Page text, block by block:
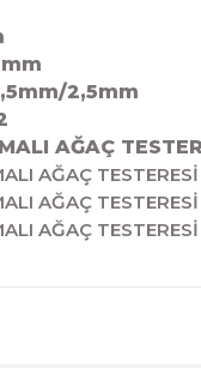
mm
2,5mm
AĞAÇ
AĞAÇ TESTERESİ
AĞAÇ TESTERESİ
AĞAÇ TESTERESİ